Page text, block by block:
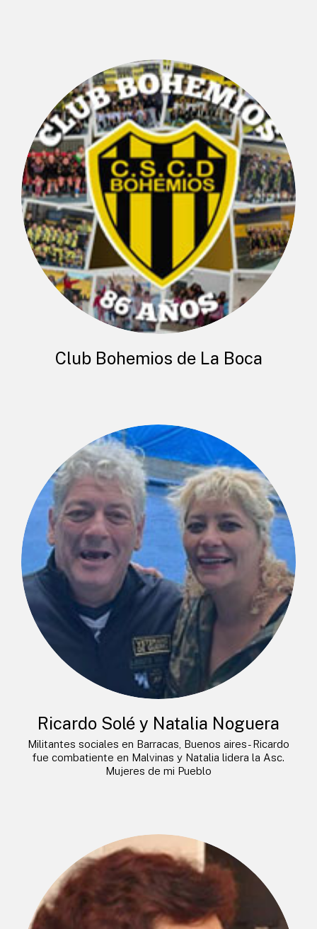
Club Bohemios de La Boca
Ricardo Solé y Natalia Noguera
Militantes sociales en Barracas, Buenos aires- Ricardo
fue combatiente en Malvinas y Natalia lidera la Asc.
Mujeres de mi Pueblo